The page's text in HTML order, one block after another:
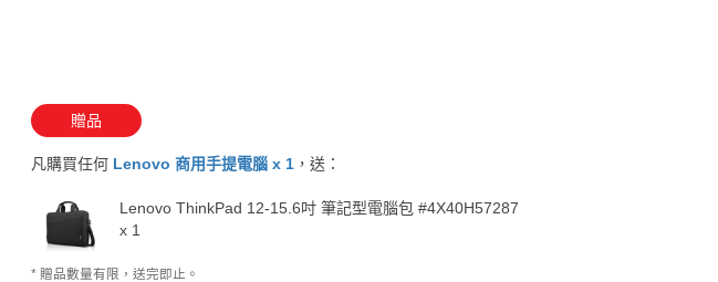
贈品
凡購買任何 Lenovo 商用手提電腦 x 1 ，送：
Lenovo ThinkPad 12-15.6吋 筆記型電腦包 #4X40H57287
x 1
* 贈品數量有限，送完即止。